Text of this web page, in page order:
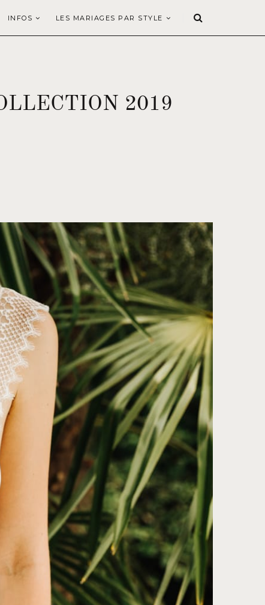
INFOS LES MARIAGES PAR STYLE
2019